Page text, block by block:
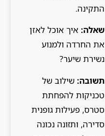
התקינה.
שאלה: איך אוכל לאזן
את החרדה ולמנוע
נשירת שיער?
תשובה: שילוב של
טכניקות להפחתת
סטרס, פעילות גופנית
סדירה, ותזונה נכונה